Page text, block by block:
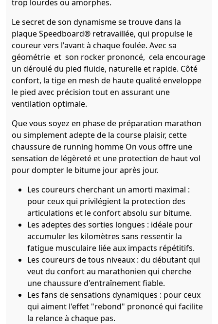
trop lourdes ou amorphes.
Le secret de son dynamisme se trouve dans la
plaque Speedboard® retravaillée, qui propulse le
coureur vers l'avant à chaque foulée. Avec sa
géométrie et son rocker prononcé, cela encourage
un déroulé du pied fluide, naturelle et rapide. Côté
confort, la tige en mesh de haute qualité enveloppe
le pied avec précision tout en assurant une
ventilation optimale.
Que vous soyez en phase de préparation marathon
ou simplement adepte de la course plaisir, cette
chaussure de running homme On vous offre une
sensation de légèreté et une protection de haut vol
pour dompter le bitume jour après jour.
Les coureurs cherchant un amorti maximal :
pour ceux qui privilégient la protection des
articulations et le confort absolu sur bitume.
Les adeptes des sorties longues : idéale pour
accumuler les kilomètres sans ressentir la
fatigue musculaire liée aux impacts répétitifs.
Les coureurs de tous niveaux : du débutant qui
veut du confort au marathonien qui cherche
une chaussure d'entraînement fiable.
Les fans de sensations dynamiques : pour ceux
qui aiment l'effet "rebond" prononcé qui facilite
la relance à chaque pas.